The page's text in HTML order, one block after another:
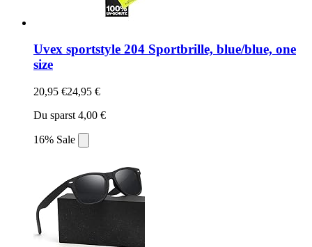
Uvex sportstyle 204 Sportbrille, blue/blue, one
size
20,95 €24,95 €
Du sparst 4,00 €
16% Sale